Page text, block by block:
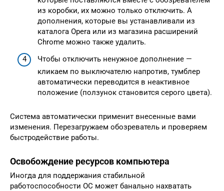
из коробки, их можно только отключить. А
дополнения, которые вы устанавливали из
каталога Opera или из магазина расширений
Chrome можно также удалить.
Чтобы отключить ненужное дополнение —
кликаем по выключателю напротив, тумблер
автоматически переводится в неактивное
положение (ползунок становится серого цвета).
Система автоматически применит внесенные вами
изменения. Перезагружаем обозреватель и проверяем
быстродействие работы.
Освобождение ресурсов компьютера
Иногда для поддержания стабильной
работоспособности ОС может банально нахватать